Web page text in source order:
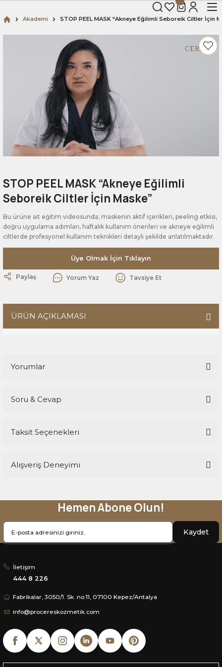
Akademi STOP PEEL MASK “Akneye Eğilimli Seboreik Ciltler İçin
STOP PEEL MASK “Akneye Eğilimli
Seboreik Ciltler İçin Maske”
Bu ürüne ait eğitim videosunda; maskenin aktif içerikleri, peeling etkisi,
doğru uygulama adımları, haftalık kullanım önerileri ve akneye eğilimli
ciltlerde profesyonel kullanım teknikleri detaylı şekilde anlatılmaktadır.
Üye Olmak İçin Tıklayın
Paylaş Yorum Yaz Tavsiye Et
ÜRÜN AÇIKLAMASI
Yorumlar
Soru & Cevap
Taksit Seçenekleri
Alışveriş Deneyimi
Sitemize ilk yorumu siz yapın!
Deneyimini Paylaş
Hemen Abone Olun!
Kaydet
İletişim
444 8 226
Fabrikalar, 3050/1. Sk. no:11, 07100 Kepez/Antalya
info@procereskozmetik.com